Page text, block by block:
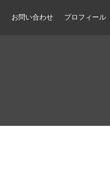
お問い合わせ プロフィール